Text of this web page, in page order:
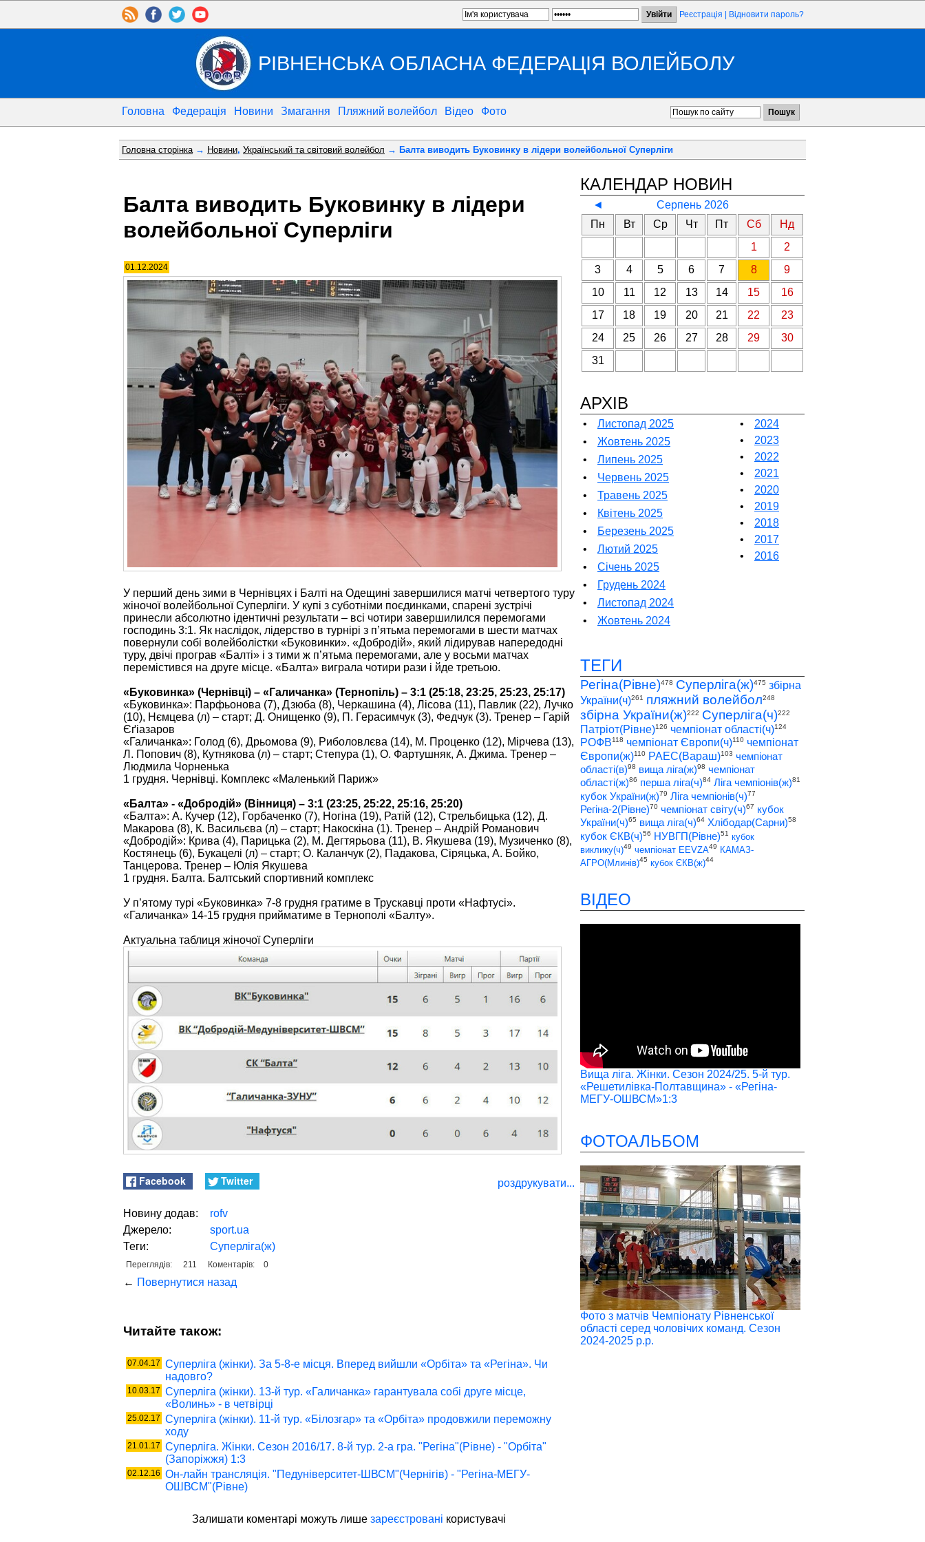
Реєстрація Відновити пароль?
РІВНЕНСЬКА ОБЛАСНА ФЕДЕРАЦІЯ ВОЛЕЙБОЛУ
Головна Федерація Новини Змагання Пляжний волейбол Відео Фото
Головна сторінка→ Новини, Український та світовий волейбол → Балта виводить Буковинку в лідери волейбольної Суперліги
Балта виводить Буковинку в лідери
волейбольної Суперліги
01.12.2024
У перший день зими в Чернівцях і Балті на Одещині завершилися матчі четвертого туру
жіночої волейбольної Суперліги. У купі з суботніми поєдинками, спарені зустрічі
принесли абсолютно ідентичні результати – всі чотири завершилился перемогами
господинь 3:1. Як наслідок, лідерство в турнірі з п’ятьма перемогами в шести матчах
повернули собі волейболістки «Буковинки». «Добродій», який лідирував напередодні
туру, двічі програв «Балті» і з тими ж п’ятьма перемогами, але у восьми матчах
перемістився на друге місце. «Балта» виграла чотири рази і йде третьою.
«Буковинка» (Чернівці) – «Галичанка» (Тернопіль) – 3:1 (25:18, 23:25, 25:23, 25:17)
«Буковинка»: Парфьонова (7), Дзюба (8), Черкашина (4), Лісова (11), Павлик (22), Лучко
(10), Нємцева (л) – старт; Д. Онищенко (9), П. Герасимчук (3), Федчук (3). Тренер – Гарій
Єґіазаров
«Галичанка»: Голод (6), Дрьомова (9), Риболовлєва (14), М. Проценко (12), Мірчева (13),
Л. Попович (8), Кутнякова (л) – старт; Степура (1), О. Фартушняк, А. Джима. Тренер –
Людмила Чорненька
1 грудня. Чернівці. Комплекс «Маленький Париж»
«Балта» - «Добродій» (Вінниця) – 3:1 (23:25, 25:22, 25:16, 25:20)
«Балта»: А. Кучер (12), Горбаченко (7), Ногіна (19), Ратій (12), Стрельбицька (12), Д.
Макарова (8), К. Васильєва (л) – старт; Накоскіна (1). Тренер – Андрій Романович
«Добродій»: Крива (4), Парицька (2), М. Дегтярьова (11), В. Якушева (19), Музиченко (8),
Костянець (6), Букацелі (л) – старт; О. Каланчук (2), Падакова, Сіряцька, А. Бойко,
Танцерова. Тренер – Юлія Якушева
1 грудня. Балта. Балтський спортивний комплекс
У п’ятому турі «Буковинка» 7-8 грудня гратиме в Трускавці проти «Нафтусі».
«Галичанка» 14-15 грудня прийматиме в Тернополі «Балту».
Актуальна таблиця жіночої Суперліги
Facebook Twitter роздрукувати...
Новину додав:
rofv
Джерело:
sport.ua
Теги:
Суперліга(ж)
Переглядів: 211 Коментарів: 0
← Повернутися назад
Читайте також:
07.04.17 Суперліга (жінки). За 5-8-е місця. Вперед вийшли «Орбіта» та «Регіна». Чи
надовго?
10.03.17 Суперліга (жінки). 13-й тур. «Галичанка» гарантувала собі друге місце,
«Волинь» - в четвірці
25.02.17 Суперліга (жінки). 11-й тур. «Білозгар» та «Орбіта» продовжили переможну
ходу
21.01.17 Суперліга. Жінки. Сезон 2016/17. 8-й тур. 2-а гра. "Регіна"(Рівне) - "Орбіта"
(Запоріжжя) 1:3
02.12.16 Он-лайн трансляція. "Педуніверситет-ШВСМ"(Чернігів) - "Регіна-МЕГУ-
ОШВСМ"(Рівне)
Залишати коментaрі можуть лише зареєстровані користувачі
КАЛЕНДАР НОВИН
◄
Серпень 2026
Пн
Вт Ср Чт Пт Сб
Нд
1
2
3
4 5 6 7 8
9
10
11 12 13 14 15
16
17
18 19 20 21 22
23
24
25 26 27 28 29
30
31
АРХІВ
•
Листопад 2025
•
Жовтень 2025
•
Липень 2025
•
Червень 2025
•
Травень 2025
•
Квітень 2025
•
Березень 2025
•
Лютий 2025
•
Січень 2025
•
Грудень 2024
•
Листопад 2024
•
Жовтень 2024
•
2024
•
2023
•
2022
•
2021
•
2020
•
2019
•
2018
•
2017
•
2016
ТЕГИ
Регіна(Рівне)478 Суперліга(ж)475 збірна
України(ч)261 пляжний волейбол248
збірна України(ж)222 Суперліга(ч)222
Патріот(Рівне)126 чемпіонат області(ч)124
РОФВ118 чемпіонат Європи(ч)110 чемпіонат
Європи(ж)110 РАЕС(Вараш)103 чемпіонат
області(в)98 вища ліга(ж)98 чемпіонат
області(ж)86 перша ліга(ч)84 Ліга чемпіонів(ж)81
кубок України(ж)79 Ліга чемпіонів(ч)77
Регіна-2(Рівне)70 чемпіонат світу(ч)67 кубок
України(ч)65 вища ліга(ч)64 Хлібодар(Сарни)58
кубок ЄКВ(ч)56 НУВГП(Рівне)51 кубок
виклику(ч)49 чемпіонат EEVZA49
КАМАЗ-
АГРО(Млинів)45 кубок ЄКВ(ж)44
ВІДЕО
Вища ліга. Жінки. Сезон 2024/25. 5-й тур.
«Решетилівка-Полтавщина» - «Регіна-
МЕГУ-ОШВСМ»1:3
ФОТОАЛЬБОМ
Фото з матчів Чемпіонату Рівненської
області серед чоловічих команд. Сезон
2024-2025 р.р.